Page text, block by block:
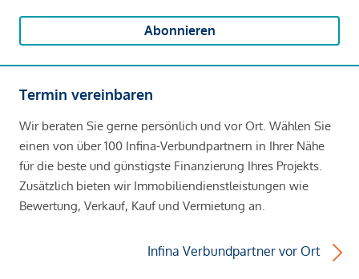
Abonnieren
Termin vereinbaren
Wir beraten Sie gerne persönlich und vor Ort. Wählen Sie
einen von über 100 Infina-Verbundpartnern in Ihrer Nähe
für die beste und günstigste Finanzierung Ihres Projekts.
Zusätzlich bieten wir Immobiliendienstleistungen wie
Bewertung, Verkauf, Kauf und Vermietung an.
Infina Verbundpartner vor Ort